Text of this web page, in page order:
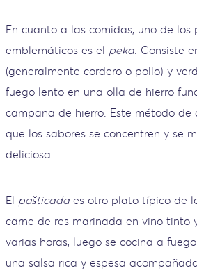
En cuanto a las comidas, uno de los
emblemáticos es el peka. Consiste
(generalmente cordero o pollo) y
fuego lento en una olla de hierro
campana de hierro. Este método de
que los sabores se concentren y se
deliciosa.
El pašticadaes otro plato típico de
carne de res marinada en vino tinto
varias horas, luego se cocina a
una salsa rica y espesa